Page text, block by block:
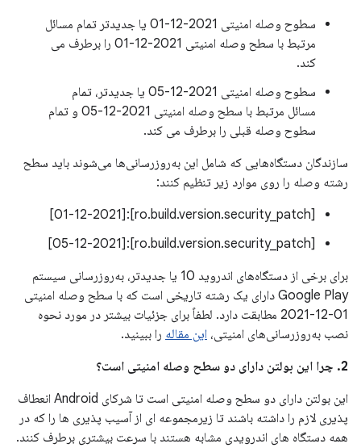
سطوح وصله امنیتی 2021-12-01 یا جدیدتر تمام مسائل
مرتبط با سطح وصله امنیتی 2021-12-01 را برطرف می
کند.
سطوح وصله امنیتی 2021-12-05 یا جدیدتر، تمام
مسائل مرتبط با سطح وصله امنیتی 2021-12-05 و تمام
سطوح وصله قبلی را برطرف می کند.
سازندگان دستگاه‌هایی که شامل این به‌روزرسانی‌ها می‌شوند باید سطح
رشته وصله را روی موارد زیر تنظیم کنند:
[ro.build.version.security_patch]:[01-12-2021]
[ro.build.version.security_patch]:[05-12-2021]
برای برخی از دستگاه‌های اندروید 10 یا جدیدتر، به‌روزرسانی سیستم
Google Play دارای یک رشته تاریخی است که با سطح وصله امنیتی
01-12-2021 مطابقت دارد. لطفاً برای جزئیات بیشتر در مورد نحوه
نصب به‌روزرسانی‌های امنیتی، این مقاله را ببینید.
2. چرا این بولتن دارای دو سطح وصله امنیتی است؟
این بولتن دارای دو سطح وصله امنیتی است تا شرکای Android انعطاف
پذیری لازم را داشته باشند تا زیرمجموعه ای از آسیب پذیری ها را که در
همه دستگاه های اندرویدی مشابه هستند با سرعت بیشتری برطرف کنند.